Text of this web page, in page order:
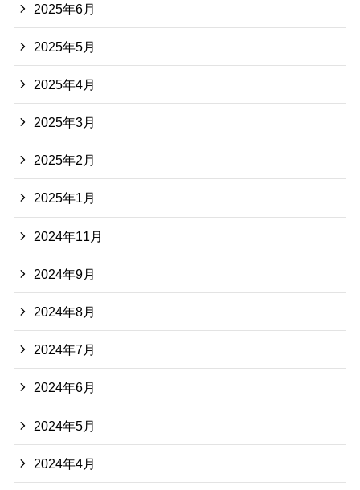
2025年6月
2025年5月
2025年4月
2025年3月
2025年2月
2025年1月
2024年11月
2024年9月
2024年8月
2024年7月
2024年6月
2024年5月
2024年4月